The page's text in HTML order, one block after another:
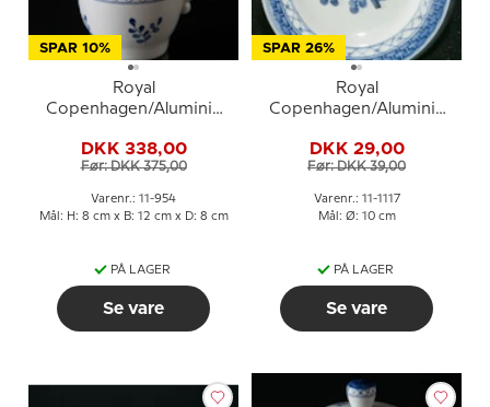
SPAR 10%
Royal
Copenhagen/Aluminia
flødekande nr. 954
DKK 338,00
Før: DKK 375,00
Varenr.: 11-954
Mål: H: 8 cm x B: 12 cm x D: 8 cm
PÅ LAGER
Se vare
SPAR 26%
Royal
Copenhagen/Aluminia
tallerken 10cm nr. 11/1117
DKK 29,00
Før: DKK 39,00
Varenr.: 11-1117
Mål: Ø: 10 cm
PÅ LAGER
Se vare